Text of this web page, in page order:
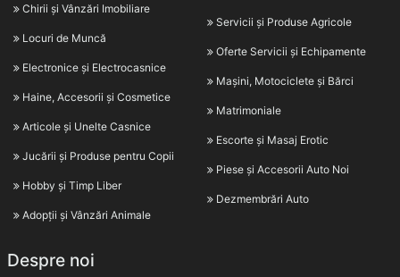
Chirii și Vânzări Imobiliare
Locuri de Muncă
Electronice și Electrocasnice
Haine, Accesorii și Cosmetice
Articole și Unelte Casnice
Jucării și Produse pentru Copii
Hobby și Timp Liber
Adopții și Vânzări Animale
Servicii și Produse Agricole
Oferte Servicii și Echipamente
Mașini, Motociclete și Bărci
Matrimoniale
Escorte și Masaj Erotic
Piese și Accesorii Auto Noi
Dezmembrări Auto
Despre noi